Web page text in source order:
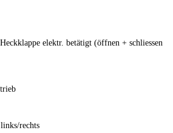
elektr. betätigt (öffnen + schliessen
rechts